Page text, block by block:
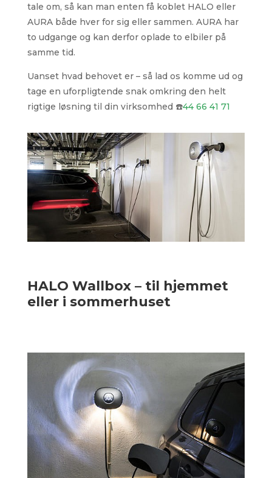
tale om, så kan man enten få koblet HALO eller
AURA både hver for sig eller sammen. AURA har
to udgange og kan derfor oplade to elbiler på
samme tid.
Uanset hvad behovet er – så lad os komme ud og
tage en uforpligtende snak omkring den helt
rigtige løsning til din virksomhed ☎️44 66 41 71
HALO Wallbox – til hjemmet
eller i sommerhuset